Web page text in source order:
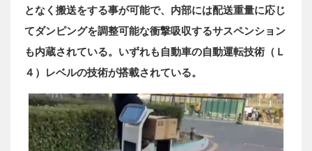
となく搬送をする事が可能で、内部には配送重量に応じ
てダンピングを調整可能な衝撃吸収するサスペンション
も内蔵されている。いずれも自動車の自動運転技術（Ｌ
４）レベルの技術が搭載されている。